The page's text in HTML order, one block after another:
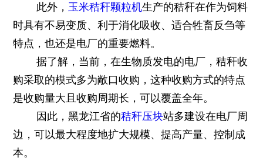
此外， 玉米秸秆颗粒机生产的秸秆在作为饲料
时具有不易变质、利于消化吸收、适合牲畜反刍等
特点，也还是电厂的重要燃料。
据了解，当前，在生物质发电的电厂，秸秆收
购采取的模式多为敞口收购，这种收购方式的特点
是收购量大且收购周期长，可以覆盖全年。
因此，黑龙江省的秸秆压块站多建设在电厂周
边，可以最大程度地扩大规模、提高产量、控制成
本。